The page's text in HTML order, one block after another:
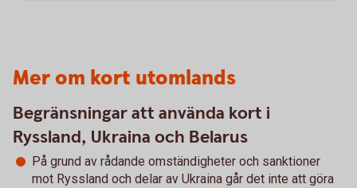
Mer om kort utomlands
Begränsningar att använda kort i
Ryssland, Ukraina och Belarus
På grund av rådande omständigheter och sanktioner
mot Ryssland och delar av Ukraina går det inte att göra